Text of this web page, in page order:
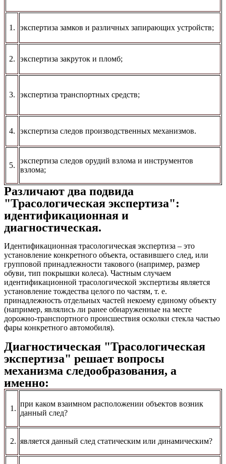
1. экспертиза замков и различных запирающих устройств;
2. экспертиза закруток и пломб;
3. экспертиза транспортных средств;
4. экспертиза следов производственных механизмов.
5.
экспертиза следов орудий взлома и инструментов
взлома;
Различают два подвида
"Трасологическая экспертиза":
идентификационная и
диагностическая.
Идентификационная трасологическая экспертиза – это
установление конкретного объекта, оставившего след, или
групповой принадлежности такового (например, размер
обуви, тип покрышки колеса). Частным случаем
идентификационной трасологической экспертизы является
установление тождества целого по частям, т. е.
принадлежность отдельных частей некоему единому объекту
(например, являлись ли ранее обнаруженные на месте
дорожно-транспортного происшествия осколки стекла частью
фары конкретного автомобиля).
Диагностическая "Трасологическая
экспертиза" решает вопросы
механизма следообразования, а
именно:
1.
при каком взаимном расположении объектов возник
данный след?
2. является данный след статическим или динамическим?